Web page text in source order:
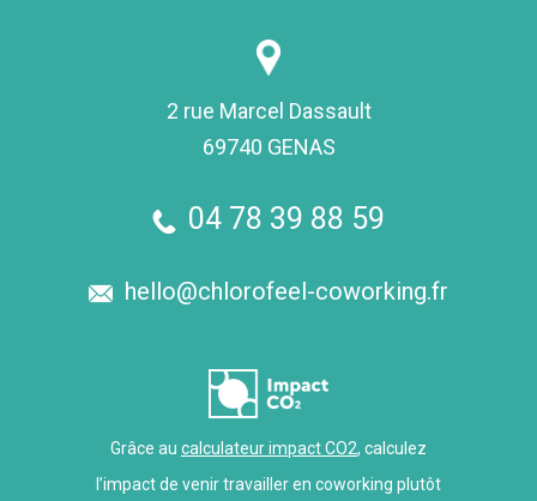
2 rue Marcel Dassault
69740 GENAS
04 78 39 88 59
hello@chlorofeel-coworking.fr
Grâce au calculateur impact CO2, calculez
l’impact de venir travailler en coworking plutôt